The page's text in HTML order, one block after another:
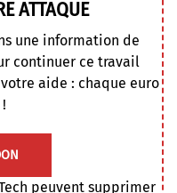
ATTAQUE
une information de
continuer ce travail
aide : chaque euro
peuvent supprimer